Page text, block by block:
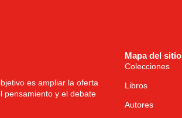
es ampliar la oferta
pensamiento y el debate
Mapa del sitio
Colecciones
Libros
Autores